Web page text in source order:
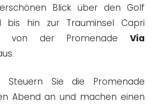
Blick über den Golf
bis hin zur Trauminsel Capri
von der Promenade Via
Steuern Sie die Promenade
Abend an und machen einen